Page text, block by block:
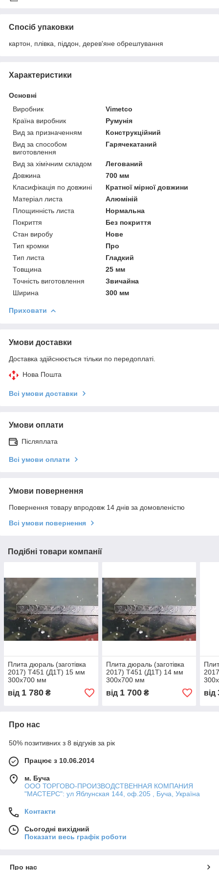
Спосіб упаковки
картон, плівка, піддон, дерев'яне обрештування
Характеристики
Основні
Виробник
Vimetco
Країна виробник
Румунія
Вид за призначенням
Конструкційний
Вид за способом
виготовлення
Гарячекатаний
Вид за хімічним складом
Легований
Довжина
700 мм
Класифікація по довжині
Кратної мірної довжини
Матеріал листа
Алюміній
Площинність листа
Нормальна
Покриття
Без покриття
Стан виробу
Нове
Тип кромки
Про
Тип листа
Гладкий
Товщина
25 мм
Точність виготовлення
Звичайна
Ширина
300 мм
Приховати
Умови доставки
Доставка здійснюється тільки по передоплаті.
Нова Пошта
Всі умови доставки
Умови оплати
Післяплата
Всі умови оплати
Умови повернення
Повернення товару впродовж 14 днів за домовленістю
Всі умови повернення
Подібні товари компанії
Плита дюраль (заготівка
2017) T451 (Д1Т) 15 мм
300х700 мм
від 1 780 ₴
Плита дюраль (заготівка
2017) T451 (Д1Т) 14 мм
300х700 мм
від 1 700₴ від
Про нас
50% позитивних з 8 відгуків за рік
Працює з 10.06.2014
м. Буча
ООО ТОРГОВО-ПРОИЗВОДСТВЕННАЯ КОМПАНИЯ
"МАСТЕРС": ул Яблунская 144, оф.205 , Буча, Україна
Контакти
Сьогодні вихідний
Показати весь графік роботи
Про нас